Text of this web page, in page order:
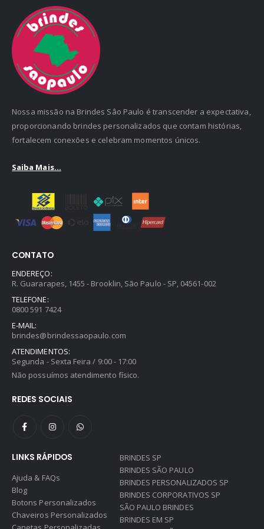
Nossa missão na Brindes Sâo Paulo é transcender a expectativa,
proporcionando brindes personalizados que contam histórias,
fortalecem conexões e celebram momentos únicos.
Saiba Mais...
CONTATO
ENDEREÇO:
R. Guararapes, 1455 - Brooklin, São Paulo - SP, 04561-002
TELEFONE:
0800 591 7424
E-MAIL:
brindes@brindessaopaulo.com
ATENDIMENTOS:
Segunda - Sexta Feira / 9:00 - 17:00
Não possuímos atendimento físico.
REDES SOCIAIS
LINKS RÁPIDOS
Ajuda & FAQs
Blog
Botons Personalizados
Chaveiros Personalizados
BRINDES SP
BRINDES SÃO PAULO
BRINDES PERSONALIZADOS SP
BRINDES CORPORATIVOS SP
SÃO PAULO BRINDES
BRINDES EM SP